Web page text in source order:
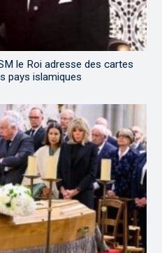
le Roi adresse des cartes
pays islamiques